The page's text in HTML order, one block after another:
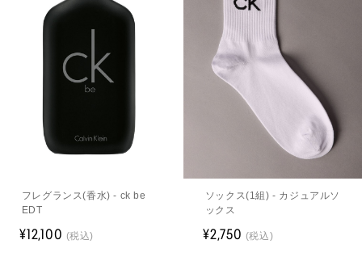
フレグランス(香水) - ck be
EDT
¥12,100 (税込)
ソックス(1組) - カジュアルソ
ックス
¥2,750 (税込)